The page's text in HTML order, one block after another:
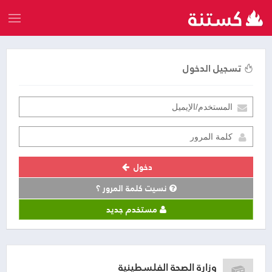
تسجيل الدخول
دخول
نسيت كلمة المرور ؟
مستخدم جديد
وزارة الصحة الفلسطينية